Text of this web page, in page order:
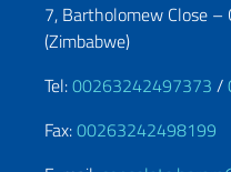
7, Bartholomew Close –
(Zimbabwe)
Tel:00263242497373 /
Fax:00263242498199